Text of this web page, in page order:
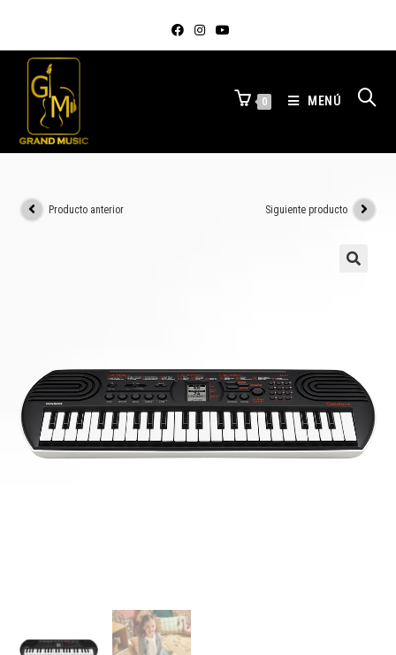
0 MENÚ
Producto anterior Siguiente producto